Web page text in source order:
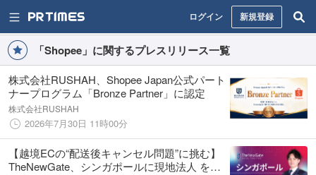
ログイン 新規登録
「Shopee」に関するプレスリリース一覧
株式会社RUSHAH、Shopee Japan公式パート
ナープログラム「Bronze Partner」に認定
株式会社RUSHAH
2026年7月30日 11時00分
【越境ECの“配送後キャンセル問題”に挑む】
TheNewGate、シンガポールに現地法人 を設